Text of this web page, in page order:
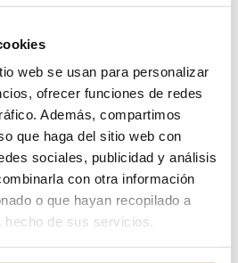
web se usan para personalizar
ofrecer funciones de redes
Además, compartimos
que haga del sitio web con
sociales, publicidad y análisis
con otra información
o que hayan recopilado a
hecho de sus servicios.
de Artesanía de la
laFeria Mercado de
de Recoletos es tu lugar.
y marroquinería, más
España se dan cita aquí.